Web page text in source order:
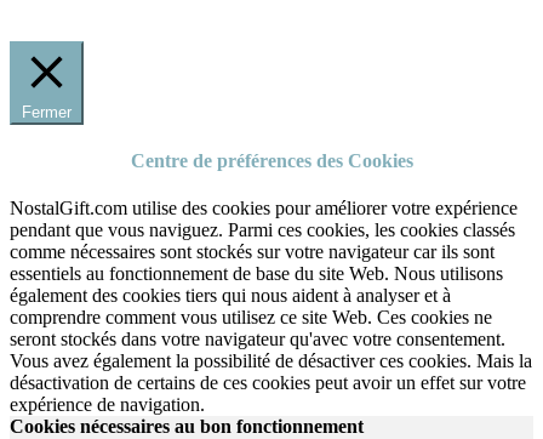
Fermer
Centre de préférences des Cookies
NostalGift.com utilise des cookies pour améliorer votre expérience
pendant que vous naviguez. Parmi ces cookies, les cookies classés
comme nécessaires sont stockés sur votre navigateur car ils sont
essentiels au fonctionnement de base du site Web. Nous utilisons
également des cookies tiers qui nous aident à analyser et à
comprendre comment vous utilisez ce site Web. Ces cookies ne
seront stockés dans votre navigateur qu'avec votre consentement.
Vous avez également la possibilité de désactiver ces cookies. Mais la
désactivation de certains de ces cookies peut avoir un effet sur votre
expérience de navigation.
Cookies nécessaires au bon fonctionnement